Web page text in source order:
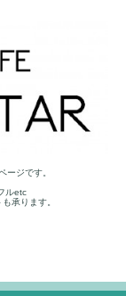
ージです。
ルetc
承ります。